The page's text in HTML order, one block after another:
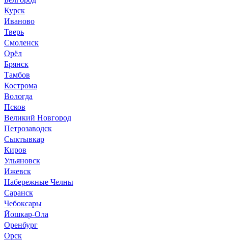
Курск
Иваново
Тверь
Смоленск
Орёл
Брянск
Тамбов
Кострома
Вологда
Псков
Великий Новгород
Петрозаводск
Сыктывкар
Киров
Ульяновск
Ижевск
Набережные Челны
Саранск
Чебоксары
Йошкар-Ола
Оренбург
Орск